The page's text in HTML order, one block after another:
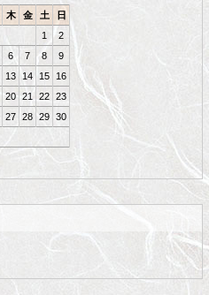
木 金 土
日
1
2
6 7 8
9
13 14 15
16
20 21 22 23
27 28 29 30